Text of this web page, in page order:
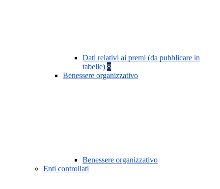
Dati relativi ai premi (da pubblicare in
tabelle) 8
Benessere organizzativo
Benessere organizzativo
Enti controllati